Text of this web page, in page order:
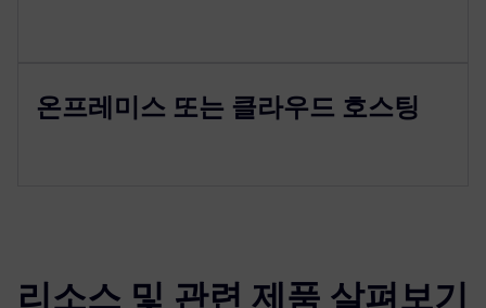
온프레미스 또는 클라우드 호스팅
리소스 및 관련 제품 살펴보기